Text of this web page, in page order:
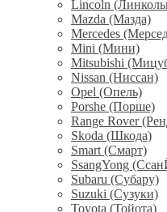
Lincoln
Mazda (Мазда)
Mercedes
Mini (Мини)
Mitsubishi
Nissan (Ниссан)
Opel (Опель)
Porshe (Порше)
Range Rover
Skoda (Шкода)
Smart (Смарт)
SsangYong
Subaru (Субару)
Suzuki (Сузуки)
Toyota (Тойота)